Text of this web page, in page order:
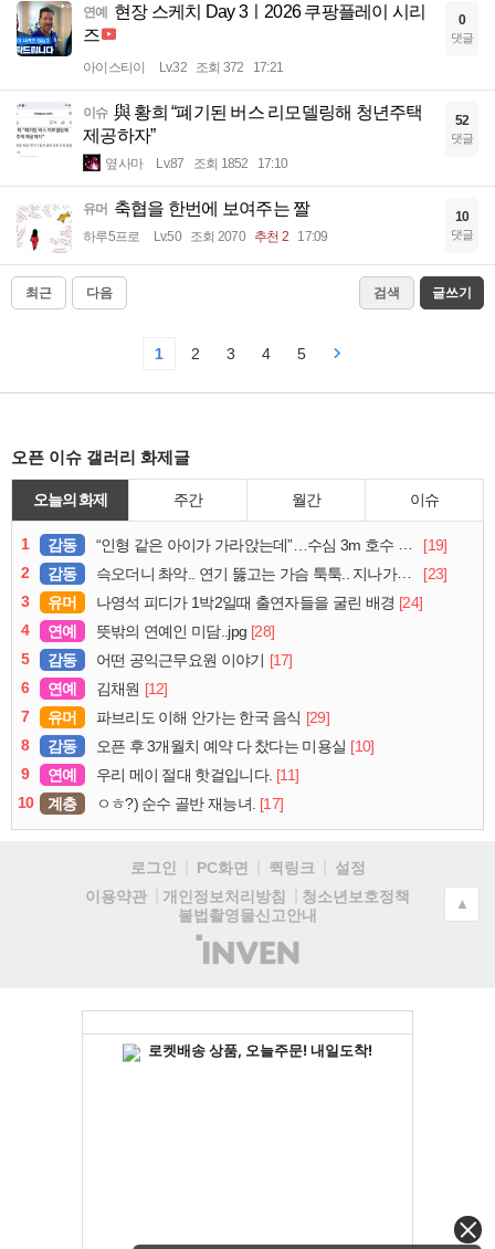
연예
현장 스케치 Day 3ㅣ2026 쿠팡플레이 시리
즈
아이스티이 Lv.32 조회 372 17:21
0
댓글
이슈 與 황희 “폐기된 버스 리모델링해 청년주택
제공하자”
옆사마 Lv.87 조회 1852 17:10
52
댓글
유머 축협을 한번에 보여주는 짤
하루5프로 Lv.50 조회 2070 추천 2 17:09
10
댓글
최근 다음 검색 글쓰기
1 2 3 4 5
오픈 이슈 갤러리 화제글
오늘의 화제 주간 월간 이슈
1 감동 “인형 같은 아이가 가라앉는데”…수심 3m 호수 뛰어든 60대 의인
[19]
2
감동 슥오더니 촤악.. 연기 뚫고는 가슴 툭툭.. 지나가던 아재의 정체
[23]
3
유머 나영석 피디가 1박2일때 출연자들을 굴린 배경 [24]
4
연예 뜻밖의 연예인 미담..jpg [28]
5
감동 어떤 공익근무요원 이야기 [17]
6
연예 김채원 [12]
7
유머 파브리도 이해 안가는 한국 음식 [29]
8
감동 오픈 후 3개월치 예약 다 찼다는 미용실 [10]
9
연예 우리 메이 절대 핫걸입니다. [11]
10
계층 ㅇㅎ?) 순수 골반 재능녀. [17]
로그인 PC화면 퀵링크
설정
이용약관
개인정보처리방침
청소년보호정책
불법촬영물신고안내
(주)
인
▲